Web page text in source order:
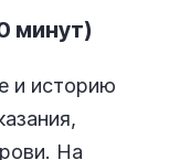
минут)
и историю
На